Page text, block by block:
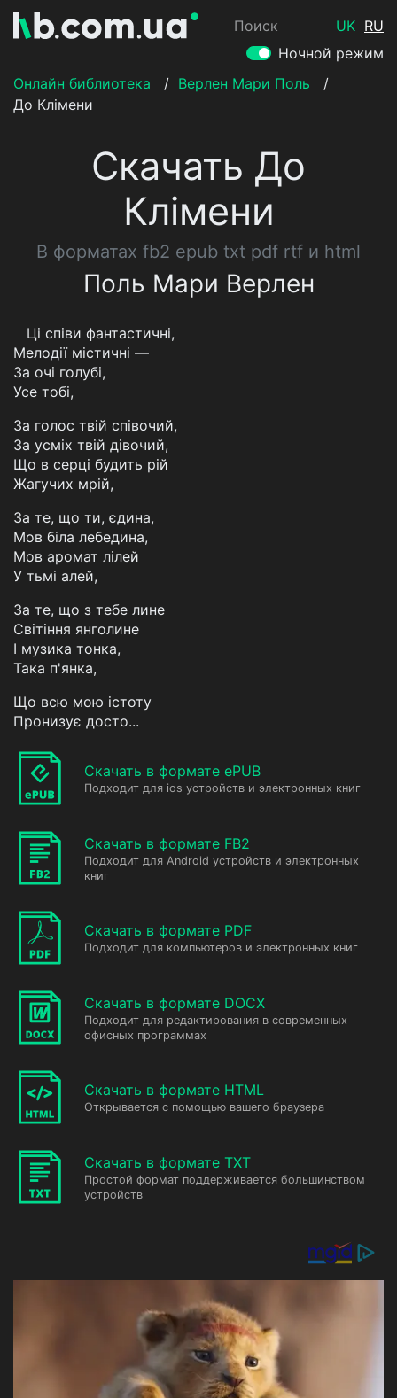
Поиск UK RU
Ночной режим
Онлайн библиотека
/ Верлен Мари Поль
/
До Клімени
Скачать До
Клімени
В форматах fb2 epub txt pdf rtf и html
Поль Мари Верлен
Ці співи фантастичні,
Мелодії містичні —
За очі голубі,
Усе тобі,
За голос твій співочий,
За усміх твій дівочий,
Що в серці будить рій
Жагучих мрій,
За те, що ти, єдина,
Мов біла лебедина,
Мов аромат лілей
У тьмі алей,
За те, що з тебе лине
Світіння янголине
I музика тонка,
Така п'янка,
Що всю мою істоту
Пронизує досто...
Скачать в формате ePUB
Подходит для ios устройств и электронных книг
Скачать в формате FB2
Подходит для Android устройств и электронных
книг
Скачать в формате PDF
Подходит для компьютеров и электронных книг
Скачать в формате DOCX
Подходит для редактирования в современных
офисных программах
Скачать в формате HTML
Открывается с помощью вашего браузера
Скачать в формате TXT
Простой формат поддерживается большинством
устройств